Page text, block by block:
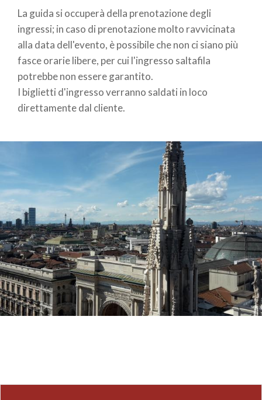
La guida si occuperà della prenotazione degli
ingressi; in caso di prenotazione molto ravvicinata
alla data dell'evento, è possibile che non ci siano più
fasce orarie libere, per cui l'ingresso saltafila
potrebbe non essere garantito.
I biglietti d'ingresso verranno saldati in loco
direttamente dal cliente.